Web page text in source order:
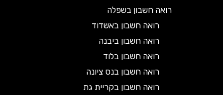
רואה חשבון בשפלה
רואה חשבון באשדוד
רואה חשבון ביבנה
רואה חשבון בלוד
רואה חשבון בנס ציונה
רואה חשבון בקריית גת